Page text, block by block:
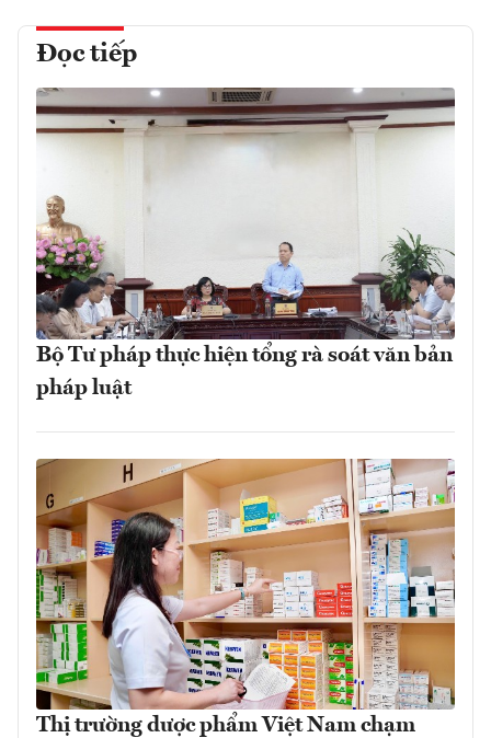
Đọc tiếp
Bộ Tư pháp thực hiện tổng rà soát văn bản
pháp luật
Thị trường dược phẩm Việt Nam chạm